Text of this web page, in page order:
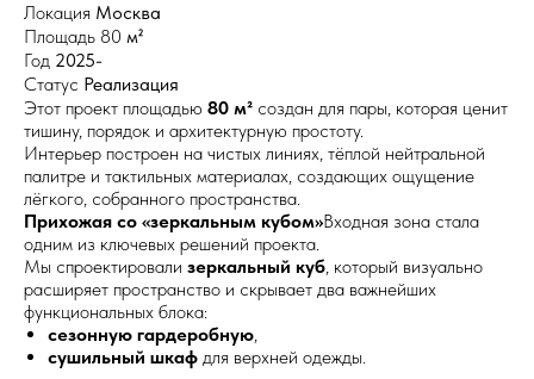
Локация Москва
Площадь 80 м²
Год 2025-
Статус Реализация
Этот проект площадью 80 м² создан для пары, которая ценит
тишину, порядок и архитектурную простоту.
Интерьер построен на чистых линиях, тёплой нейтральной
палитре и тактильных материалах, создающих ощущение
лёгкого, собранного пространства.
Прихожая со «зеркальным кубом»Входная зона стала
одним из ключевых решений проекта.
Мы спроектировали зеркальный куб, который визуально
расширяет пространство и скрывает два важнейших
функциональных блока:
сезонную гардеробную,
сушильный шкаф для верхней одежды.